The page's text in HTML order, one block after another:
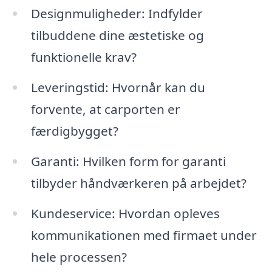
Designmuligheder: Indfylder
tilbuddene dine æstetiske og
funktionelle krav?
Leveringstid: Hvornår kan du
forvente, at carporten er
færdigbygget?
Garanti: Hvilken form for garanti
tilbyder håndværkeren på arbejdet?
Kundeservice: Hvordan opleves
kommunikationen med firmaet under
hele processen?